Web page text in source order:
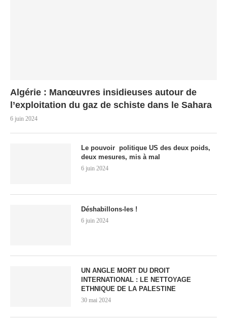
Algérie : Manœuvres insidieuses autour de
l’exploitation du gaz de schiste dans le Sahara
6 juin 2024
Le pouvoir politique US des deux poids,
deux mesures, mis à mal
6 juin 2024
Déshabillons-les !
6 juin 2024
UN ANGLE MORT DU DROIT
INTERNATIONAL : LE NETTOYAGE
ETHNIQUE DE LA PALESTINE
30 mai 2024